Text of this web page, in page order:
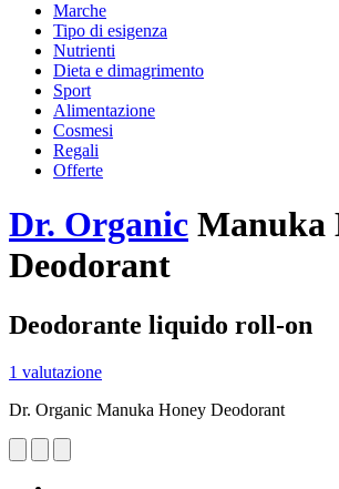
Marche
Tipo di esigenza
Nutrienti
Dieta e dimagrimento
Sport
Alimentazione
Cosmesi
Regali
Offerte
Dr. Organic Manuka
Deodorant
Deodorante liquido roll-on
1 valutazione
Dr. Organic Manuka Honey Deodorant